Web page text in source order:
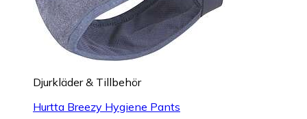
Djurkläder & Tillbehör
Hurtta Breezy Hygiene Pants